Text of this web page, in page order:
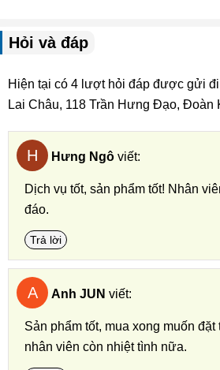
Hỏi và đáp
Hiện tại có 4 lượt hỏi đáp được gửi
Lai Châu, 118 Trần Hưng Đạo, Đoàn
H Hưng Ngô viết:
Dịch vụ tốt, sản phẩm tốt! Nhân
đáo.
Trả lời
A Anh JUN viết:
Sản phẩm tốt, mua xong muốn đặt
nhân viên còn nhiệt tình nữa.